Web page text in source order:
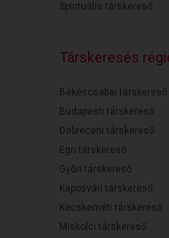
Spirituális társkereső
Társkeresés
Békéscsabai társkereső
Budapesti társkereső
Debreceni társkereső
Egri társkereső
Győri társkereső
Kaposvári társkereső
Kecskeméti társkereső
Miskolci társkereső